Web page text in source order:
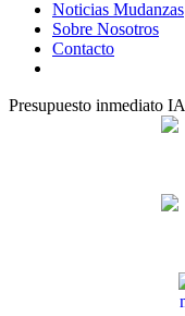
Noticias Mudanzas
Sobre Nosotros
Contacto
Presupuesto inmediato IA